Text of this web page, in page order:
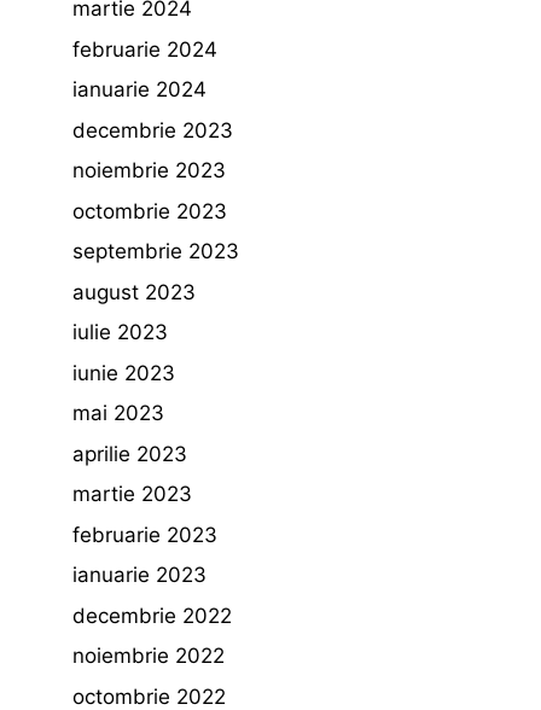
martie 2024
februarie 2024
ianuarie 2024
decembrie 2023
noiembrie 2023
octombrie 2023
septembrie 2023
august 2023
iulie 2023
iunie 2023
mai 2023
aprilie 2023
martie 2023
februarie 2023
ianuarie 2023
decembrie 2022
noiembrie 2022
octombrie 2022